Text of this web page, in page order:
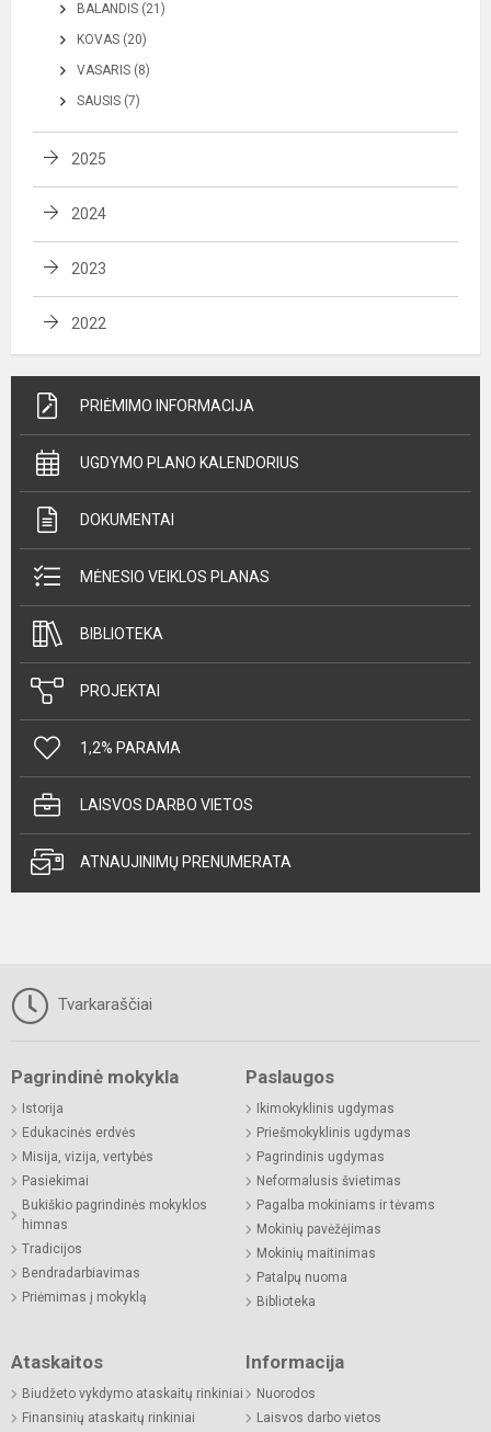
BALANDIS (21)
KOVAS (20)
VASARIS (8)
SAUSIS (7)
2025
2024
2023
2022
PRIĖMIMO INFORMACIJA
UGDYMO PLANO KALENDORIUS
DOKUMENTAI
MĖNESIO VEIKLOS PLANAS
BIBLIOTEKA
PROJEKTAI
1,2% PARAMA
LAISVOS DARBO VIETOS
ATNAUJINIMŲ PRENUMERATA
Tvarkaraščiai
Pagrindinė mokykla
Istorija
Edukacinės erdvės
Misija, vizija, vertybės
Pasiekimai
Bukiškio pagrindinės mokyklos
himnas
Tradicijos
Bendradarbiavimas
Priėmimas į mokyklą
Paslaugos
Ikimokyklinis ugdymas
Priešmokyklinis ugdymas
Pagrindinis ugdymas
Neformalusis švietimas
Pagalba mokiniams ir tėvams
Mokinių pavėžėjimas
Mokinių maitinimas
Patalpų nuoma
Biblioteka
Ataskaitos
Biudžeto vykdymo ataskaitų rinkiniai
Finansinių ataskaitų rinkiniai
Informacija
Nuorodos
Laisvos darbo vietos